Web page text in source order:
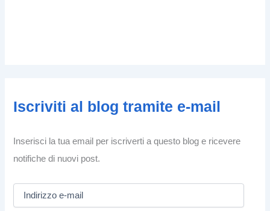
Iscriviti al blog tramite e-mail
Inserisci la tua email per iscriverti a questo blog e ricevere
notifiche di nuovi post.